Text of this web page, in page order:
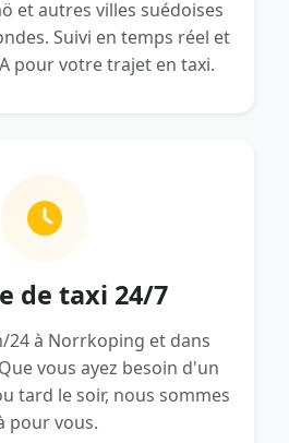
et autres villes suédoises
Suivi en temps réel et
pour votre trajet en taxi.
de taxi 24/7
24 à Norrkoping et dans
vous ayez besoin d'un
tard le soir, nous sommes
pour vous.